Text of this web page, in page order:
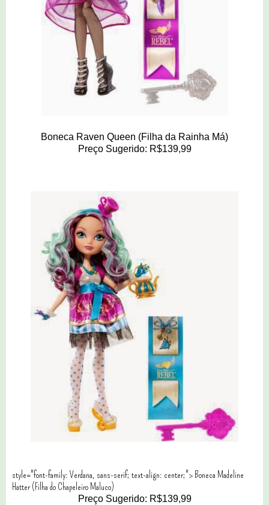
Boneca Raven Queen (Filha da Rainha Má)
Preço Sugerido: R$139,99
style="font-family: Verdana, sans-serif; text-align: center;"> Boneca Madeline
Hatter (Filha do Chapeleiro Maluco)
Preço Sugerido: R$139,99